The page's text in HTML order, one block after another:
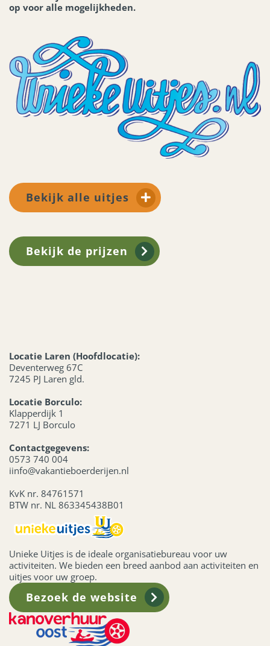
op voor alle mogelijkheden.
Bekijk alle uitjes
Bekijk de prijzen
Locatie Laren (Hoofdlocatie):
Deventerweg 67C
7245 PJ Laren gld.
Locatie Borculo:
Klapperdijk 1
7271 LJ Borculo
Contactgegevens:
0573 740 004
iinfo@vakantieboerderijen.nl
KvK nr. 84761571
BTW nr. NL 863345438B01
Unieke Uitjes is de ideale organisatiebureau voor uw
activiteiten. We bieden een breed aanbod aan activiteiten en
uitjes voor uw groep.
Bezoek de website